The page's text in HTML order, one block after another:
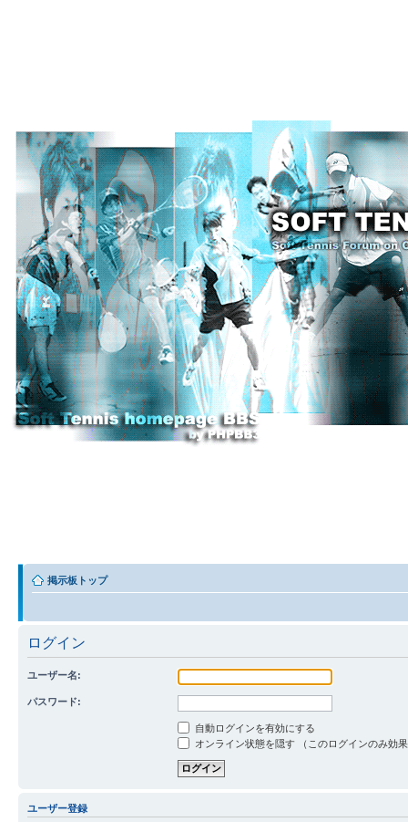
掲示板トップ
ログイン
ユーザー名:
パスワード:
自動ログインを有効にする
オンライン状態を隠す （このログインのみ効
ユーザー登録